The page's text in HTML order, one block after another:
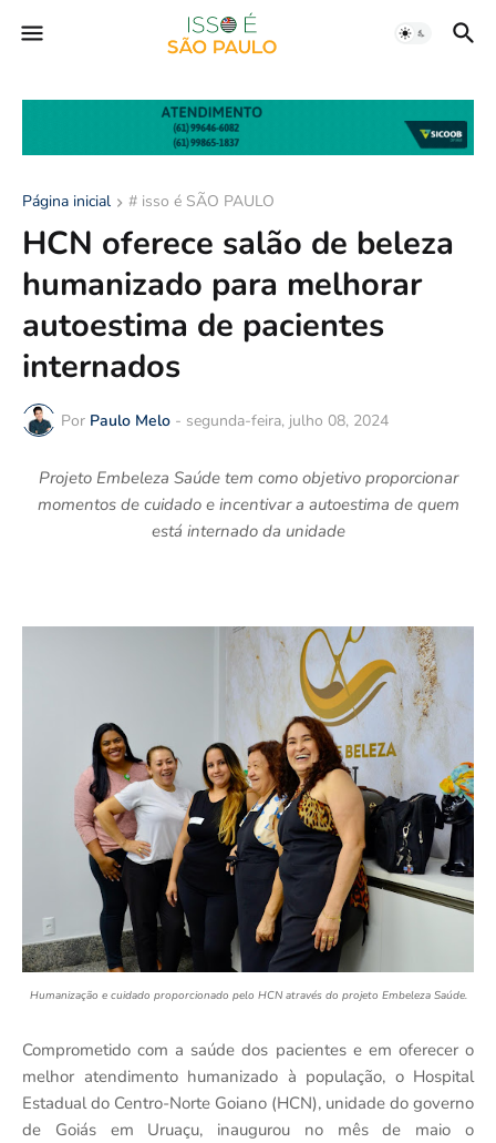
Página inicial # isso é SÃO PAULO
HCN oferece salão de beleza
humanizado para melhorar
autoestima de pacientes
internados
Por Paulo Melo - segunda-feira, julho 08, 2024
Projeto Embeleza Saúde tem como objetivo proporcionar
momentos de cuidado e incentivar a autoestima de quem
está internado da unidade
Humanização e cuidado proporcionado pelo HCN através do projeto Embeleza Saúde.
Comprometido com a saúde dos pacientes e em oferecer o
melhor atendimento humanizado à população, o Hospital
Estadual do Centro-Norte Goiano (HCN), unidade do governo
de Goiás em Uruaçu, inaugurou no mês de maio o